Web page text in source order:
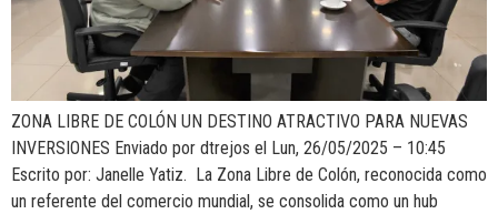
ZONA LIBRE DE COLÓN UN DESTINO ATRACTIVO PARA NUEVAS
INVERSIONES Enviado por dtrejos el Lun, 26/05/2025 – 10:45
Escrito por: Janelle Yatiz. La Zona Libre de Colón, reconocida como
un referente del comercio mundial, se consolida como un hub